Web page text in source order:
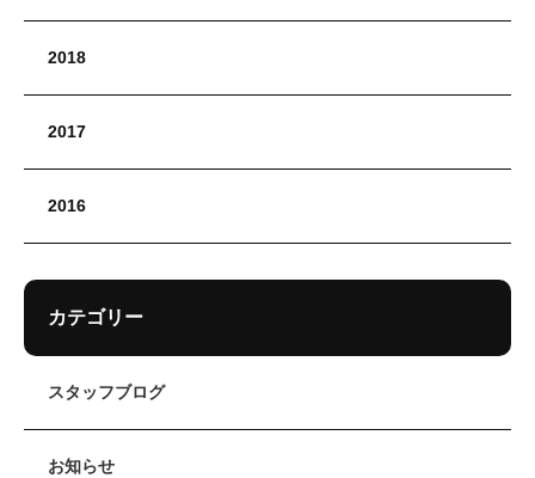
2018
2017
2016
カテゴリー
スタッフブログ
お知らせ